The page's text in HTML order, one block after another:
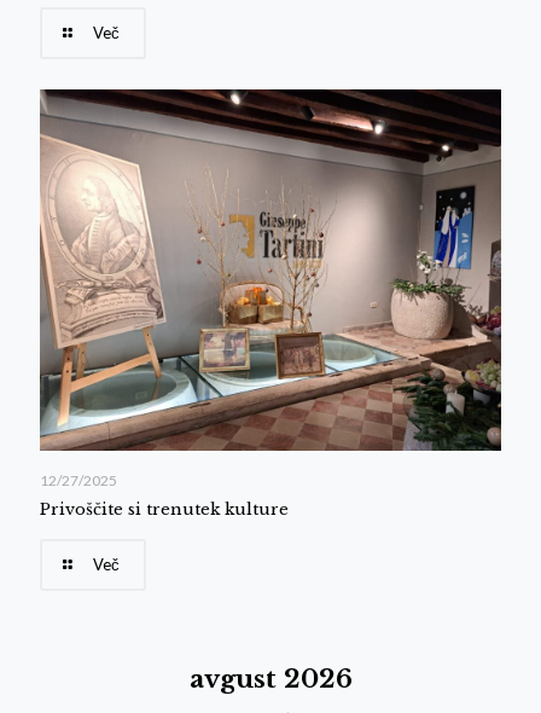
Več
12/27/2025
Privoščite si trenutek kulture
Več
avgust 2026